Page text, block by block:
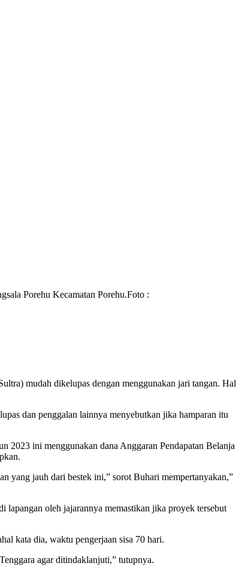
Porehu Kecamatan Porehu.Foto :
mudah dikelupas dengan menggunakan jari tangan. Hal
dan penggalan lainnya menyebutkan jika hamparan itu
2023 ini menggunakan dana Anggaran Pendapatan Belanja
yang jauh dari bestek ini,” sorot Buhari mempertanyakan,”
oleh jajarannya memastikan jika proyek tersebut
kata dia, waktu pengerjaan sisa 70 hari.
agar ditindaklanjuti,” tutupnya.